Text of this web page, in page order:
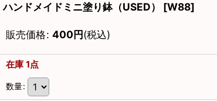
ハンドメイドミニ塗り鉢（USED） [W88]
販売価格: 400円(税込)
在庫 1点
数量: